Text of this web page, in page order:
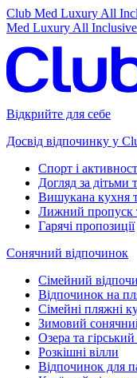
Club Med Luxury All
Med Luxury All
Відкрийте для себе
Досвід відпочинку у
Спорт і
Догляд за дітьми
Вишукана кухня
Лижний пропуск
Гарячі пропозиції
Сонячний відпочинок
Сімейний
Відпочинок на
Сімейні пляжні
Зимовий
Озера та
Розкішні вілли
Відпочинок для